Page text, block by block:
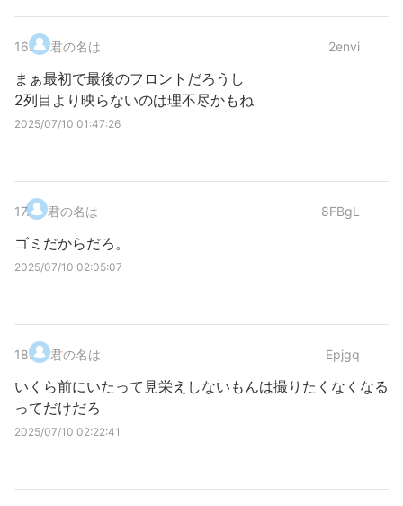
16. 君の名は 2envi
まぁ最初で最後のフロントだろうし
2列目より映らないのは理不尽かもね
2025/07/10 01:47:26
17. 君の名は 8FBgL
ゴミだからだろ。
2025/07/10 02:05:07
18. 君の名は Epjgq
いくら前にいたって見栄えしないもんは撮りたくなくなる
ってだけだろ
2025/07/10 02:22:41